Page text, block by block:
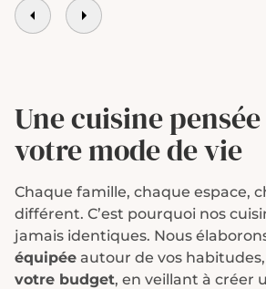
Une cuisine
votre mode de vie
Chaque famille, chaque espace,
différent. C’est pourquoi nos
jamais identiques. Nous
équipée autour de vos
votre budget, en veillant à créer